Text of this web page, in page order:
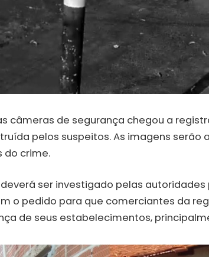
câmeras de segurança chegou a
pelos suspeitos. As imagens
do crime.
ser investigado pelas autoridades
o pedido para que comerciantes da
de seus estabelecimentos,